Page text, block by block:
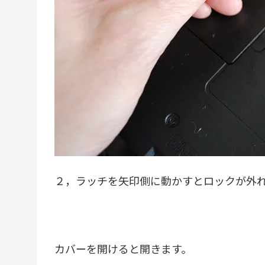
２，ラッチを矢印側に動かすとロックが外
カバーを開けると開きます。